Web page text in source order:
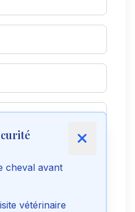
message
cheval avant
vétérinaire